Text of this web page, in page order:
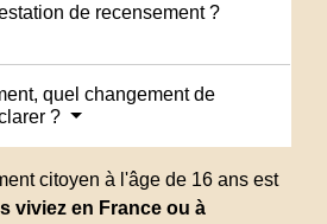
de recensement ?
quel changement de
?
citoyen à l'âge de 16 ans est
viviez en France ou à